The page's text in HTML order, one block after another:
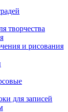
творчества
и рисования
для записей